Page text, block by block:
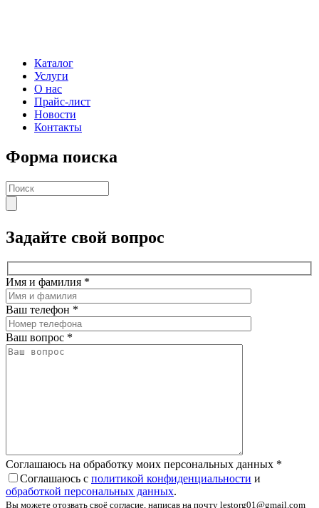
Каталог
Услуги
О нас
Прайс-лист
Новости
Контакты
Форма поиска
Задайте свой вопрос
Имя и фамилия *
Ваш телефон *
Ваш вопрос *
Соглашаюсь на обработку моих персональных данных *
Соглашаюсь с политикой конфиденциальности и
обработкой персональных данных.
Вы можете отозвать своё согласие, написав на почту lestorg01@gmail.com